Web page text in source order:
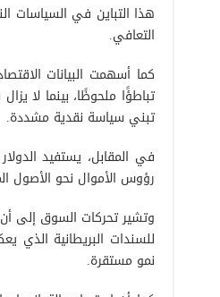
هذا التباين في السياسات
التعافي.
كما أسهمت البيانات
تباطؤًا ملحوظًا، بينما لا
تبني سياسة نقدية مشددة.
في المقابل، يستفيد
رؤوس الأموال نحو الأصول
وتشير تحركات السوق إلى أن
للسندات البريطانية الذي
نمو مستقرة.